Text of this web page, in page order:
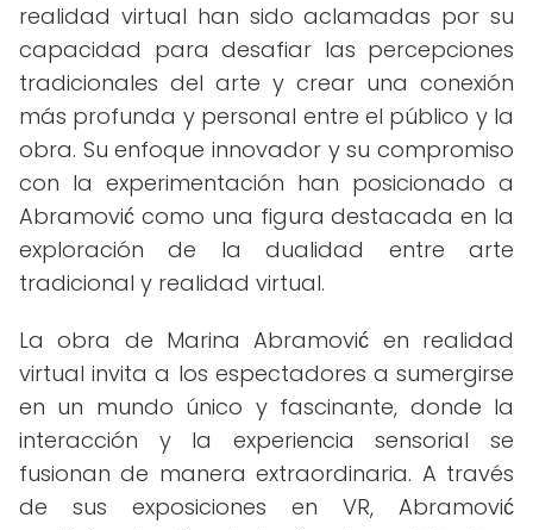
realidad virtual han sido aclamadas por su
capacidad para desafiar las percepciones
tradicionales del arte y crear una conexión
más profunda y personal entre el público y la
obra. Su enfoque innovador y su compromiso
con la experimentación han posicionado a
Abramović como una figura destacada en la
exploración de la dualidad entre arte
tradicional y realidad virtual.
La obra de Marina Abramović en realidad
virtual invita a los espectadores a sumergirse
en un mundo único y fascinante, donde la
interacción y la experiencia sensorial se
fusionan de manera extraordinaria. A través
de sus exposiciones en VR, Abramović